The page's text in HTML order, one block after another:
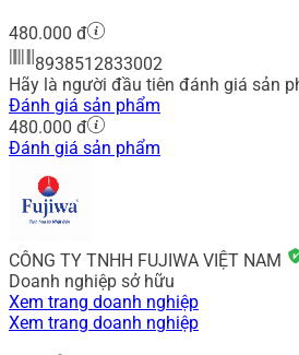
480.000 đ
8938512833002
Hãy là người đầu tiên đánh giá sản
Đánh giá sản phẩm
480.000 đ
Đánh giá sản phẩm
CÔNG TY TNHH FUJIWA VIỆT NAM
Doanh nghiệp sở hữu
Xem trang doanh nghiệp
Xem trang doanh nghiệp